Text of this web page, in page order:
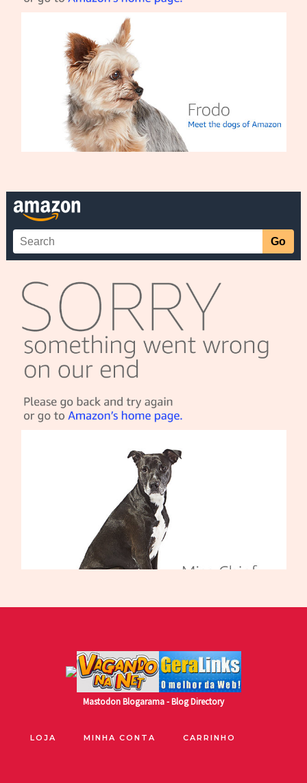
MastodonBlogarama - Blog Directory
LOJA MINHA CONTA CARRINHO